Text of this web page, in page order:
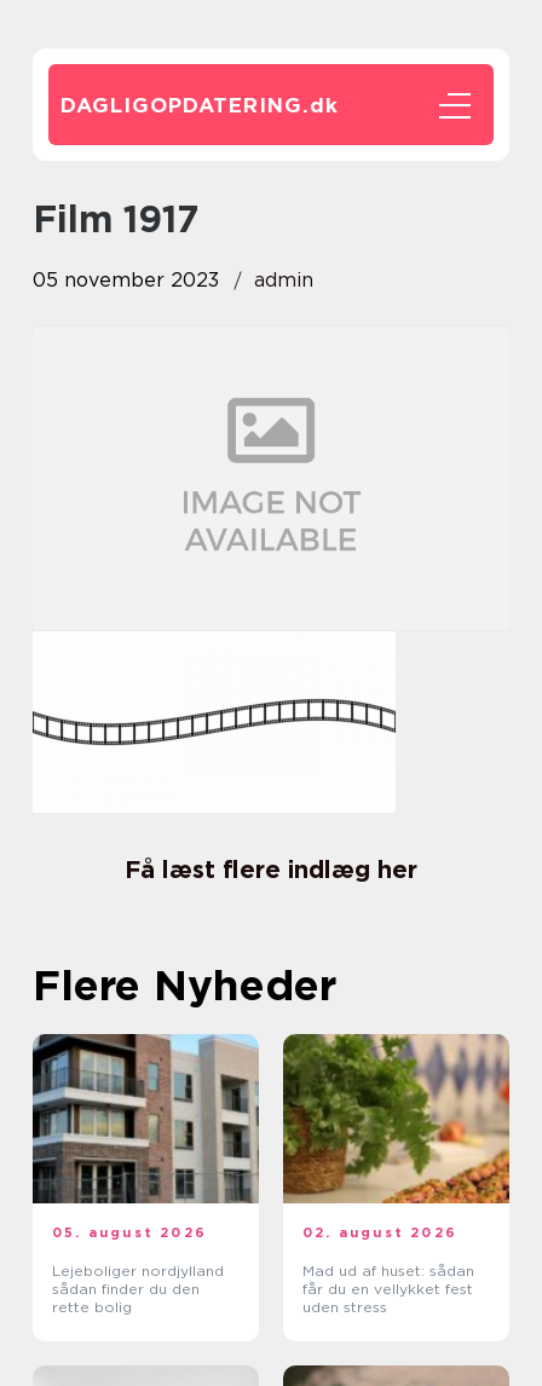
DAGLIGOPDATERING.dk
film 1917
05 november 2023 admin
Få læst flere indlæg her
Flere Nyheder
05. august 2026
Lejeboliger nordjylland
sådan finder du den
rette bolig
02. august 2026
Mad ud af huset: sådan
får du en vellykket fest
uden stress